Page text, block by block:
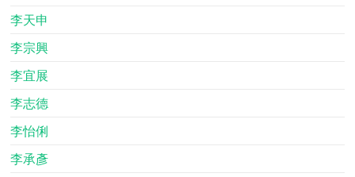
李天申
李宗興
李宜展
李志德
李怡俐
李承彥